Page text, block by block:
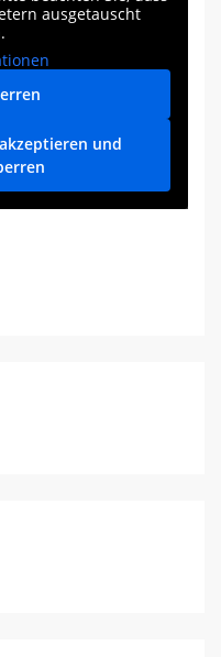
ausgetauscht
und